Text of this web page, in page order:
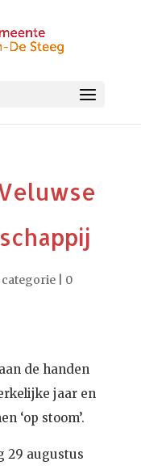
categorie| 0
de handen
jaar en
‘op stoom’.
29 augustus